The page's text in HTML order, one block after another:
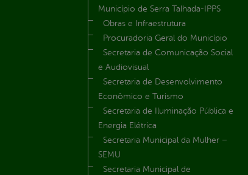
Município de Serra Talhada-IPPS
Obras e Infraestrutura
Procuradoria Geral do Município
Secretaria de Comunicação Social
e Audiovisual
Secretaria de Desenvolvimento
Econômico e Turismo
Secretaria de Iluminação Pública e
Energia Elétrica
Secretaria Municipal da Mulher –
SEMU
Secretaria Municipal de